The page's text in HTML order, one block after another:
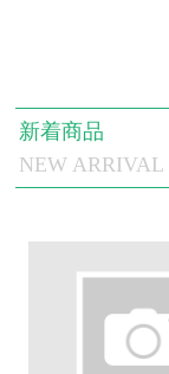
NEW ARRIVAL
新着商品